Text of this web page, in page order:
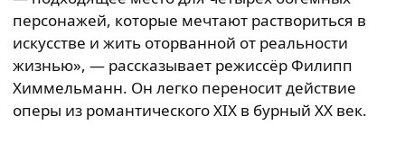
персонажей, которые мечтают раствориться в
искусстве и жить оторванной от реальности
жизнью», — рассказывает режиссёр Филипп
Химмельманн. Он легко переносит действие
оперы из романтического XIX в бурный ХХ век.